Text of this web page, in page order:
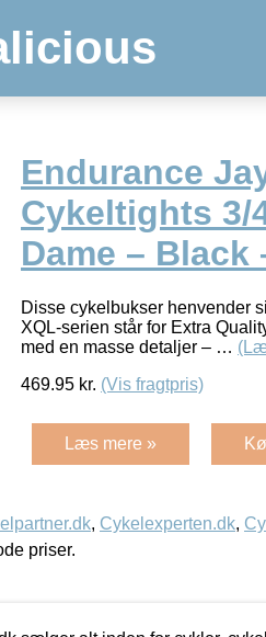
Endurance
Cykeltights 3/
Dame – Black
Disse cykelbukser henvender
XQL-serien står for Extra
med en masse detaljer – …
469.95 kr. (Vis fragtpris)
Læs mere »
, Cykelexperten.dk,
priser.